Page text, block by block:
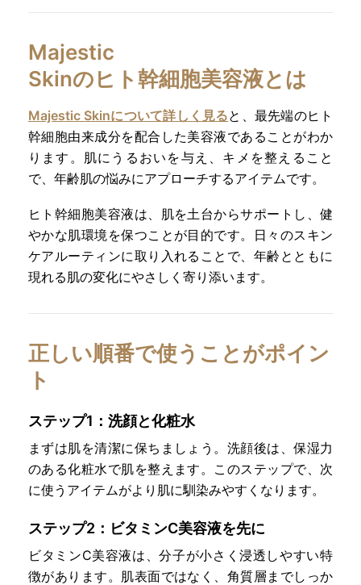
Majestic
Skinのヒト幹細胞美容液とは
Majestic Skinについて詳しく見ると、最先端のヒト
幹細胞由来成分を配合した美容液であることがわか
ります。肌にうるおいを与え、キメを整えること
で、年齢肌の悩みにアプローチするアイテムです。
ヒト幹細胞美容液は、肌を土台からサポートし、健
やかな肌環境を保つことが目的です。日々のスキン
ケアルーティンに取り入れることで、年齢とともに
現れる肌の変化にやさしく寄り添います。
正しい順番で使うことがポイン
ト
ステップ1：洗顔と化粧水
まずは肌を清潔に保ちましょう。洗顔後は、保湿力
のある化粧水で肌を整えます。このステップで、次
に使うアイテムがより肌に馴染みやすくなります。
ステップ2：ビタミンC美容液を先に
ビタミンC美容液は、分子が小さく浸透しやすい特
徴があります。肌表面ではなく、角質層までしっか